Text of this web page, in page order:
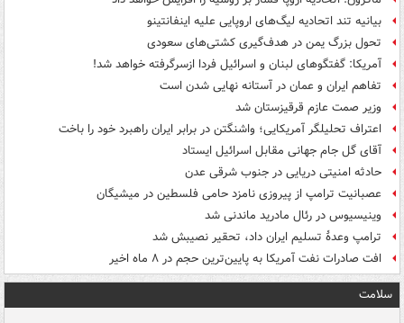
بیانیه تند اتحادیه لیگ‌های اروپایی علیه اینفانتینو
تحول بزرگ یمن در هدف‌گیری کشتی‌های سعودی
آمریکا: گفتگوهای لبنان و اسرائیل فردا ازسرگرفته خواهد شد!
تفاهم ایران و عمان در آستانه نهایی شدن است
وزیر صمت عازم قرقیزستان شد
اعتراف تحلیلگر آمریکایی؛ واشنگتن در برابر ایران راهبرد خود را باخت
آقای گل جام جهانی مقابل اسرائیل ایستاد
حادثه امنیتی دریایی در جنوب شرقی عدن
عصبانیت ترامپ از پیروزی نامزد حامی فلسطین در میشیگان
وینیسیوس در رئال مادرید ماندنی شد
ترامپ وعدۀ تسلیم ایران داد، تحقیر نصیبش شد
افت صادرات نفت آمریکا به پایین‌ترین حجم در ۸ ماه اخیر
سلامت